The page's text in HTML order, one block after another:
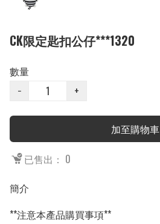
CK限定匙扣公仔***1320
數量
−
+
加至購物車
已售出： 0
簡介
**注意本產品購買事項**